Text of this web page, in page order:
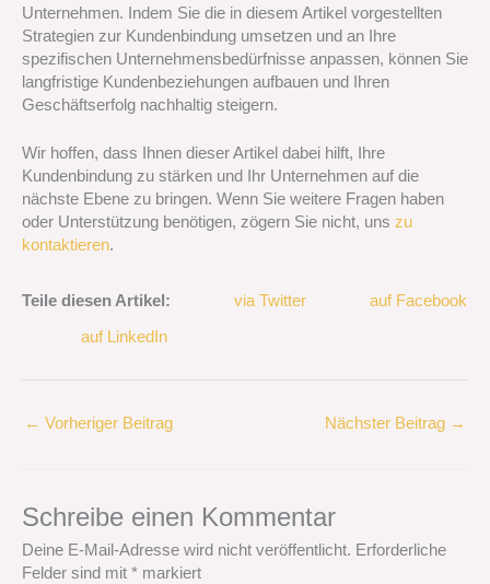
Unternehmen. Indem Sie die in diesem Artikel vorgestellten
Strategien zur Kundenbindung umsetzen und an Ihre
spezifischen Unternehmensbedürfnisse anpassen, können Sie
langfristige Kundenbeziehungen aufbauen und Ihren
Geschäftserfolg nachhaltig steigern.
Wir hoffen, dass Ihnen dieser Artikel dabei hilft, Ihre
Kundenbindung zu stärken und Ihr Unternehmen auf die
nächste Ebene zu bringen. Wenn Sie weitere Fragen haben
oder Unterstützung benötigen, zögern Sie nicht, uns zu
kontaktieren.
Teile diesen Artikel: via Twitter auf Facebook
auf LinkedIn
← Vorheriger Beitrag Nächster Beitrag →
Schreibe einen Kommentar
Deine E-Mail-Adresse wird nicht veröffentlicht. Erforderliche
Felder sind mit * markiert